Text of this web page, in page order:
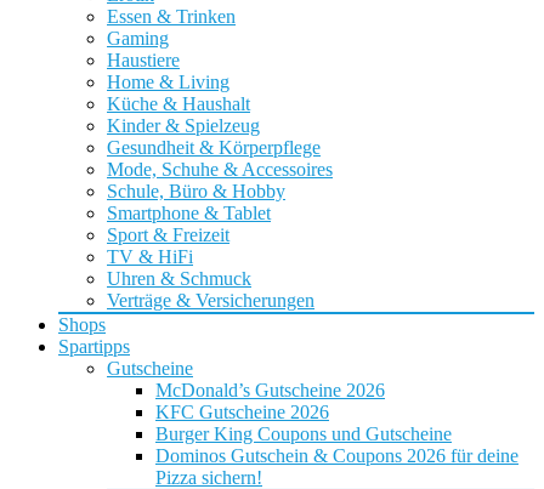
Essen & Trinken
Gaming
Haustiere
Home & Living
Küche & Haushalt
Kinder & Spielzeug
Gesundheit & Körperpflege
Mode, Schuhe & Accessoires
Schule, Büro & Hobby
Smartphone & Tablet
Sport & Freizeit
TV & HiFi
Uhren & Schmuck
Verträge & Versicherungen
Shops
Spartipps
Gutscheine
McDonald’s Gutscheine 2026
KFC Gutscheine 2026
Burger King Coupons und Gutscheine
Dominos Gutschein & Coupons 2026 für deine
Pizza sichern!